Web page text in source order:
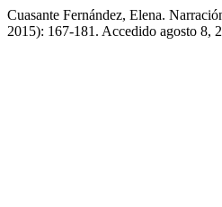
Cuasante Fernández, Elena.
2015): 167-181. Accedido agosto 8,